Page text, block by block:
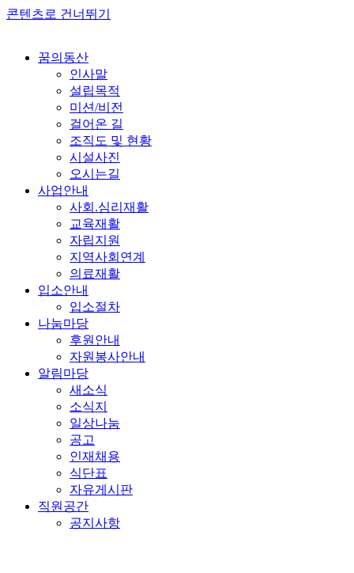
콘텐츠로 건너뛰기
꿈의동산
인사말
설립목적
미션/비전
걸어온 길
조직도 및 현황
시설사진
오시는길
사업안내
사회.심리재활
교육재활
자립지원
지역사회연계
의료재활
입소안내
입소절차
나눔마당
후원안내
자원봉사안내
알림마당
새소식
소식지
일상나눔
공고
인재채용
식단표
자유게시판
직원공간
공지사항